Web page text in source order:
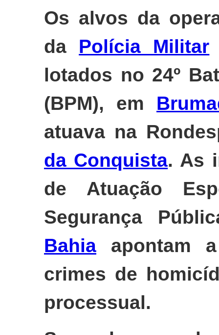
Os alvos da
da Polícia Militar
lotados no 24º
(BPM), em
atuava na
da Conquista. As
de Atuação
Segurança
Bahia apontam
crimes de
processual.